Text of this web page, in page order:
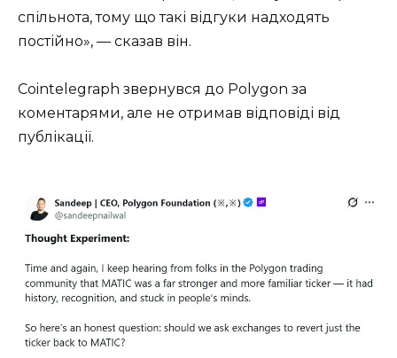
спільнота, тому що такі відгуки надходять
постійно», — сказав він.
Cointelegraph звернувся до Polygon за
коментарями, але не отримав відповіді від
публікації.